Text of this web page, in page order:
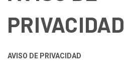
PRIVACIDAD
AVISO DE PRIVACIDAD